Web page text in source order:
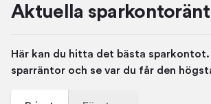
Aktuella
Här kan du hitta det bästa
sparräntor och se var du får den